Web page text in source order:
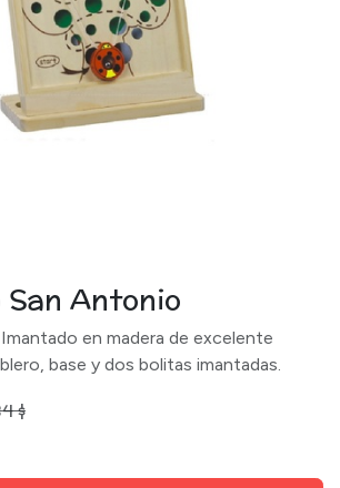
Antonio
en madera de excelente
base y dos bolitas imantadas.
$